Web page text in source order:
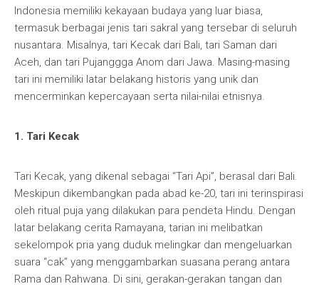
Indonesia memiliki kekayaan budaya yang luar biasa,
termasuk berbagai jenis tari sakral yang tersebar di seluruh
nusantara. Misalnya, tari Kecak dari Bali, tari Saman dari
Aceh, dan tari Pujanggga Anom dari Jawa. Masing-masing
tari ini memiliki latar belakang historis yang unik dan
mencerminkan kepercayaan serta nilai-nilai etnisnya.
1. Tari Kecak
Tari Kecak, yang dikenal sebagai “Tari Api”, berasal dari Bali.
Meskipun dikembangkan pada abad ke-20, tari ini terinspirasi
oleh ritual puja yang dilakukan para pendeta Hindu. Dengan
latar belakang cerita Ramayana, tarian ini melibatkan
sekelompok pria yang duduk melingkar dan mengeluarkan
suara “cak” yang menggambarkan suasana perang antara
Rama dan Rahwana. Di sini, gerakan-gerakan tangan dan